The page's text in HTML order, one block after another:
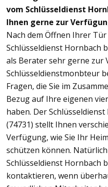
vom Schlüsseldienst
Ihnen gerne zur
Nach dem Öffnen Ihrer
Schlüsseldienst Hornbach
als Berater sehr gerne zur
Schlüsseldienstmonbteur
Fragen, die Sie im
Bezug auf Ihre eigenen
haben. Der
(74731) stellt Ihnen
Verfügung, wie Sie Ihr
schützen können.
Schlüsseldienst Hornbach
kontaktieren, wenn